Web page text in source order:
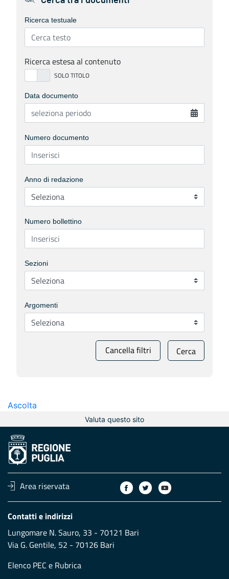
Ricerca testuale
Ricerca estesa al contenuto
Data documento
Numero documento
Anno di redazione
Numero bollettino
Sezioni
Argomenti
Cancella filtri Cerca
Ascolta
Valuta questo sito
Area riservata
Contatti e indirizzi
Lungomare N. Sauro, 33 - 70121 Bari
Via G. Gentile, 52 - 70126 Bari
Elenco PEC e Rubrica